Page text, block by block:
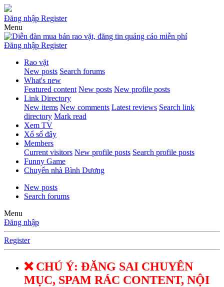
Đăng nhập Register
Menu
Đăng nhập Register
Rao vặt
New posts Search forums
What's new
Featured content New posts New profile posts
Link Directory
New items New comments Latest reviews Search link
directory Mark read
Xem TV
Xổ số đây
Members
Current visitors New profile posts Search profile posts
Funny Game
Chuyển nhà Bình Dương
New posts
Search forums
Menu
Đăng nhập
Register
❌ CHÚ Ý: ĐĂNG SAI CHUYÊN
MỤC, SPAM RÁC CONTENT, NỘI